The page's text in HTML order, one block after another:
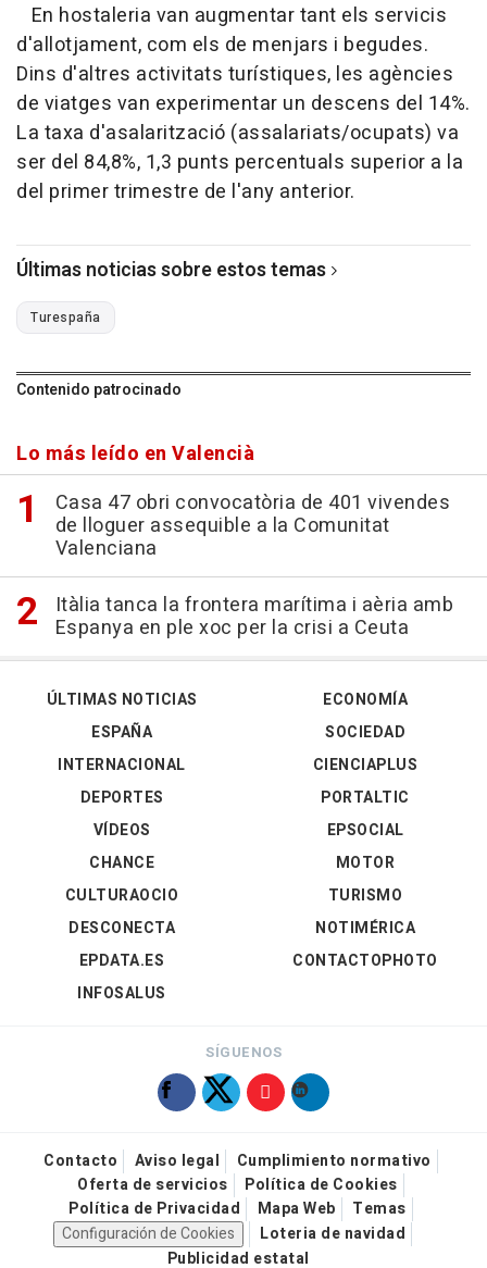
En hostaleria van augmentar tant els servicis
d'allotjament, com els de menjars i begudes.
Dins d'altres activitats turístiques, les agències
de viatges van experimentar un descens del 14%.
La taxa d'asalarització (assalariats/ocupats) va
ser del 84,8%, 1,3 punts percentuals superior a la
del primer trimestre de l'any anterior.
Últimas noticias sobre estos temas
Turespaña
Contenido patrocinado
Lo más leído en Valencià
Casa 47 obri convocatòria de 401 vivendes
de lloguer assequible a la Comunitat
Valenciana
Itàlia tanca la frontera marítima i aèria amb
Espanya en ple xoc per la crisi a Ceuta
ÚLTIMAS NOTICIAS
ESPAÑA
INTERNACIONAL
DEPORTES
VÍDEOS
ECONOMÍA
SOCIEDAD
CIENCIAPLUS
PORTALTIC
EPSOCIAL
CHANCE
CULTURAOCIO
DESCONECTA
EPDATA.ES
INFOSALUS
MOTOR
TURISMO
NOTIMÉRICA
CONTACTOPHOTO
SÍGUENOS
Contacto Aviso legal
Cumplimiento normativo
Oferta de servicios
Política de Cookies
Política de Privacidad
Mapa Web
Temas
Configuración de Cookies
Loteria de navidad
Publicidad estatal